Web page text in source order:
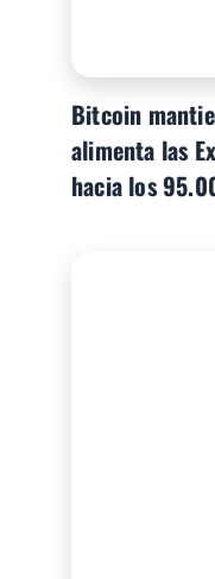
Bitcoin
alimenta las
hacia los